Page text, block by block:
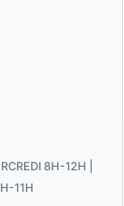
8H-12H |
11H